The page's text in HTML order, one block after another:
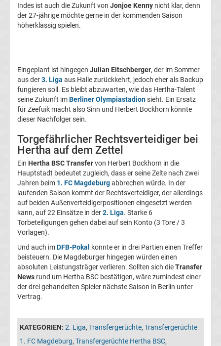
1.
Berlin
Transfergerüchte
1.
FSV
Mainz
05
Transfergerüchte
Alemannia
Aachen
Arminia
Indes ist auch die Zukunft von Jonjoe Kenny nicht klar, denn
der 27-jährige möchte gerne in der kommenden Saison
höherklassig spielen.
Eingeplant ist hingegen Julian Eitschberger, der im Sommer
aus der3. Liga aus Halle zurückkehrt, jedoch eher als Backup
fungieren soll. Es bleibt abzuwarten, wie das Hertha-Talent
seine Zukunft imBerliner Olympiastadionsieht. Ein Ersatz
für Zeefuik macht also Sinn und Herbert Bockhorn könnte
dieser Nachfolger sein.
Torgefährlicher Rechtsverteidiger bei
Hertha auf dem Zettel
Ein Hertha BSC Transfervon Herbert Bockhorn in die
Hauptstadt bedeutet zugleich, dass er seine Zelte nach zwei
Jahren beim 1. FC Magdeburgabbrechen würde. In der
laufenden Saison kommt der Rechtsverteidiger, der allerdings
auf beiden Außenverteidigerpositionen eingesetzt werden
kann, auf 22 Einsätze in der2. Liga. Starke 6
Torbeteiligungen gehen dabei auf sein Konto (3 Tore / 3
Vorlagen).
Und auch imDFB-Pokal konnte er in drei Partien einen Treffer
beisteuern. Die Magdeburger hingegen würden einen
absoluten Leistungsträger verlieren. Sollten sich dieTransfer
News rund um Hertha BSC bestätigen, wäre zumindest einer
der drei gehandelten Spieler nächste Saison in Berlin unter
Vertrag.
KATEGORIEN: 2. Liga, Transfergerüchte, Transfergerüchte
1. FC Magdeburg, Transfergerüchte Hertha BSC,